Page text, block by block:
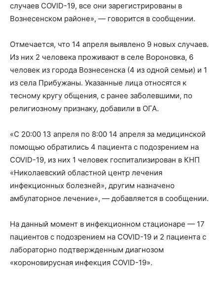
случаев COVID-19, все они зарегистрированы в
Вознесенском районе», — говорится в сообщении.
Отмечается, что 14 апреля выявлено 9 новых случаев.
Из них 2 человека проживают в селе Вороновка, 6
человек из города Вознесенска (4 из одной семьи) и 1
из села Прибужаны. Указанные лица относятся к
тесному кругу общения, с ранее заболевшими, по
религиозному признаку, добавили в ОГА.
«С 20:00 13 апреля по 8:00 14 апреля за медицинской
помощью обратились 4 пациента с подозрением на
COVID-19, из них 1 человек госпитализирован в КНП
«Николаевский областной центр лечения
инфекционных болезней», другим назначено
амбулаторное лечение», — добавляется в сообщении.
На данный момент в инфекционном стационаре — 17
пациентов с подозрением на COVID-19 и 2 пациента с
лабораторно подтвержденным диагнозом
«короновирусная инфекция COVID-19».